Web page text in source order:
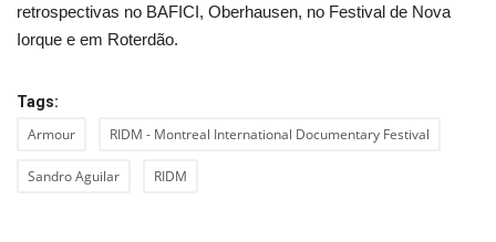
retrospectivas no BAFICI, Oberhausen, no Festival de Nova
Iorque e em Roterdão.
Tags:
Armour RIDM - Montreal International Documentary Festival
Sandro Aguilar RIDM